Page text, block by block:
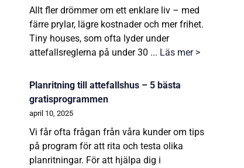
Allt fler drömmer om ett enklare liv – med
färre prylar, lägre kostnader och mer frihet.
Tiny houses, som ofta lyder under
attefallsreglerna på under 30 ... Läs mer >
Planritning till attefallshus – 5 bästa
gratisprogrammen
april 10, 2025
Vi får ofta frågan från våra kunder om tips
på program för att rita och testa olika
planritningar. För att hjälpa dig i